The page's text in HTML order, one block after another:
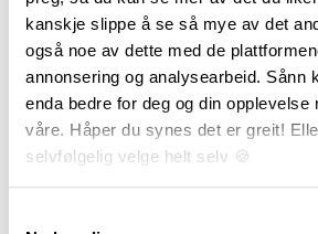
kanskje slippe å se så mye av det
også noe av dette med de
annonsering og analysearbeid. Sånn
enda bedre for deg og din opplevelse
våre. Håper du synes det er greit!
selvfølgelig velge helt selv 🍪
velkledd i all slags vær. TRYR-
produseres av norsk, kortreist og
furu og har lang holdbarhet.
og mettet gråfarge som vil skli fint
nabolag, på mange typer hus og
omkranset av fjell eller svaberg.